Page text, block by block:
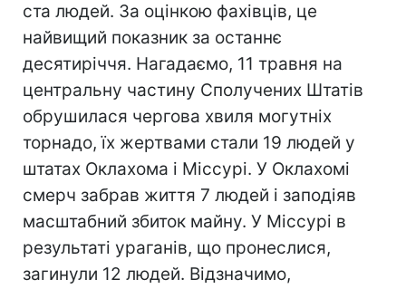
ста людей. За оцінкою фахівців, це
найвищий показник за останнє
десятиріччя. Нагадаємо, 11 травня на
центральну частину Сполучених Штатів
обрушилася чергова хвиля могутніх
торнадо, їх жертвами стали 19 людей у
штатах Оклахома і Міссурі. У Оклахомі
смерч забрав життя 7 людей і заподіяв
масштабний збиток майну. У Міссурі в
результаті ураганів, що пронеслися,
загинули 12 людей. Відзначимо,